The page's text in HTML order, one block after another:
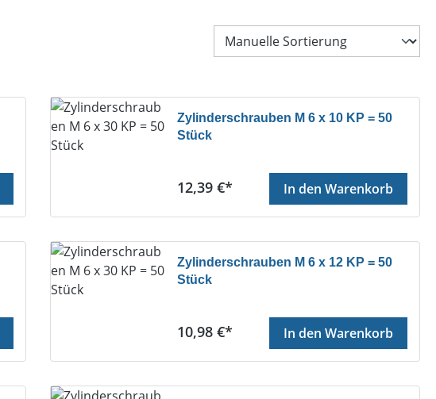
Zylinderschrauben M 6 x 10 KP = 50
Stück
Regulärer Preis:
12,39 €* In den Warenkorb
Zylinderschrauben M 6 x 12 KP = 50
Stück
Regulärer Preis:
10,98 €* In den Warenkorb